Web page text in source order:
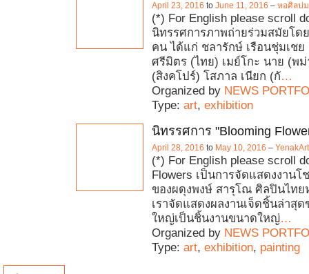
April 23, 2016 to June 11, 2016 – หอศิลปม
(*) For English please scroll
นิทรรศการภาพถ่ายร่วมสมัยโ
คน ได้แก่ ชลารักษ์ เรือนชุ่มเชย
ศรีมิตร (ไทย) เมย์โกะ นาย (พ
(สิงคโปร์) โสภาล เนียก (กั…
Organized by NEWS
Type: art, exhibition
นิทรรศการ "Blooming
April 28, 2016 to May 10, 2016 –
(*) For English please scroll
Flowers เป็นการจัดแสดงงานโ
ของผดุงพงษ์ สารุโณ ศิลปินไทย
เราจัดแสดงผลงานเจ็ดชิ้นล่าสุด
ใหญ่เป็นชิ้นงานขนาดใหญ่…
Organized by NEWS
Type: art, exhibition, painting